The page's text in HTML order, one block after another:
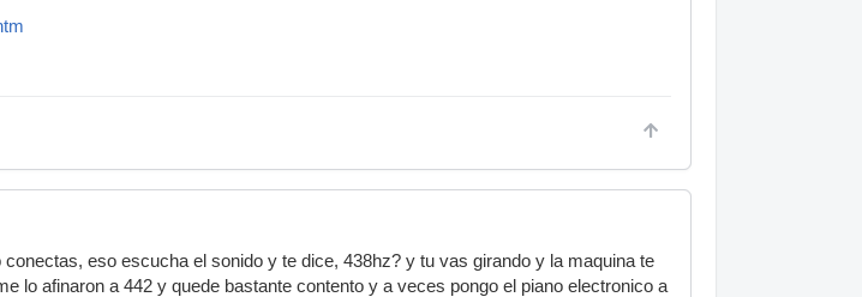
eso escucha el sonido y te dice, 438hz? y tu vas girando y la maquina te
lo afinaron a 442 y quede bastante contento y a veces pongo el piano electronico a